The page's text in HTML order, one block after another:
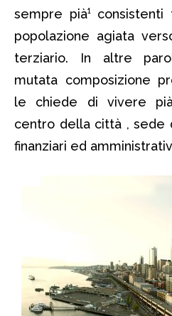
sempre pià¹ consistenti
popolazione agiata
terziario. In altre
mutata composizione
le chiede di vivere
centro della città , sede
finanziari ed